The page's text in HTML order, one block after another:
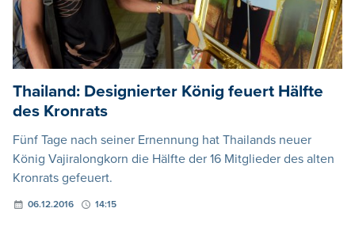
Thailand: Designierter König feuert Hälfte
des Kronrats
Fünf Tage nach seiner Ernennung hat Thailands neuer
König Vajiralongkorn die Hälfte der 16 Mitglieder des alten
Kronrats gefeuert.
06.12.2016 14:15